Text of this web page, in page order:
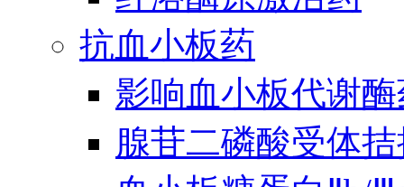
抗血小板药
影响血小板代谢
腺苷二磷酸受体